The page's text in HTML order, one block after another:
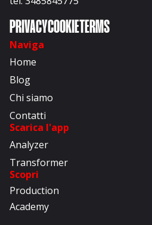
PRIVACYCOOKIETERMS
Naviga
Home
Blog
Chi siamo
Contatti
Scarica l'app
Analyzer
Transformer
Scopri
Production
Academy